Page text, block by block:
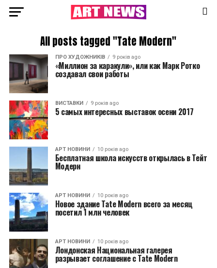
All posts tagged "Tate Modern"
ПРО ХУДОЖНИКІВ 9 років ago
«Миллион за каракули», или как Марк Ротко
создавал свои работы
ВИСТАВКИ 9 років ago
5 самых интересных выставок осени 2017
АРТ НОВИНИ 10 років ago
Бесплатная школа искусств открылась в Тейт
Модерн
АРТ НОВИНИ 10 років ago
Новое здание Tate Modern всего за месяц
посетил 1 млн человек
АРТ НОВИНИ 10 років ago
Лондонская Национальная галерея
разрывает соглашение с Tate Modern